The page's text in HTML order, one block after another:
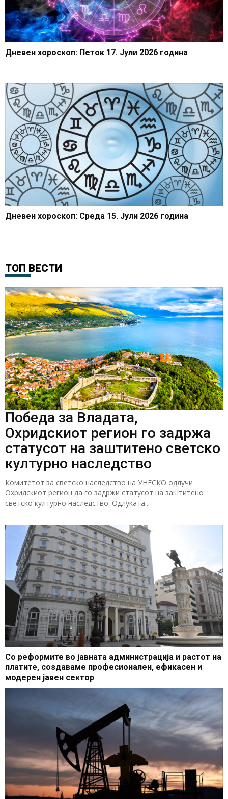
Дневен хороскоп: Петок 17. Јули 2026 година
Дневен хороскоп: Среда 15. Јули 2026 година
ТОП ВЕСТИ
Победа за Владата,
Охридскиот регион го задржа
статусот на заштитено светско
културно наследство
Комитетот за светско наследство на УНЕСКО одлучи
Охридскиот регион да го задржи статусот на заштитено
светско културно наследство. Одлуката...
Со реформите во јавната администрација и растот на
платите, создаваме професионален, ефикасен и
модерен јавен сектор